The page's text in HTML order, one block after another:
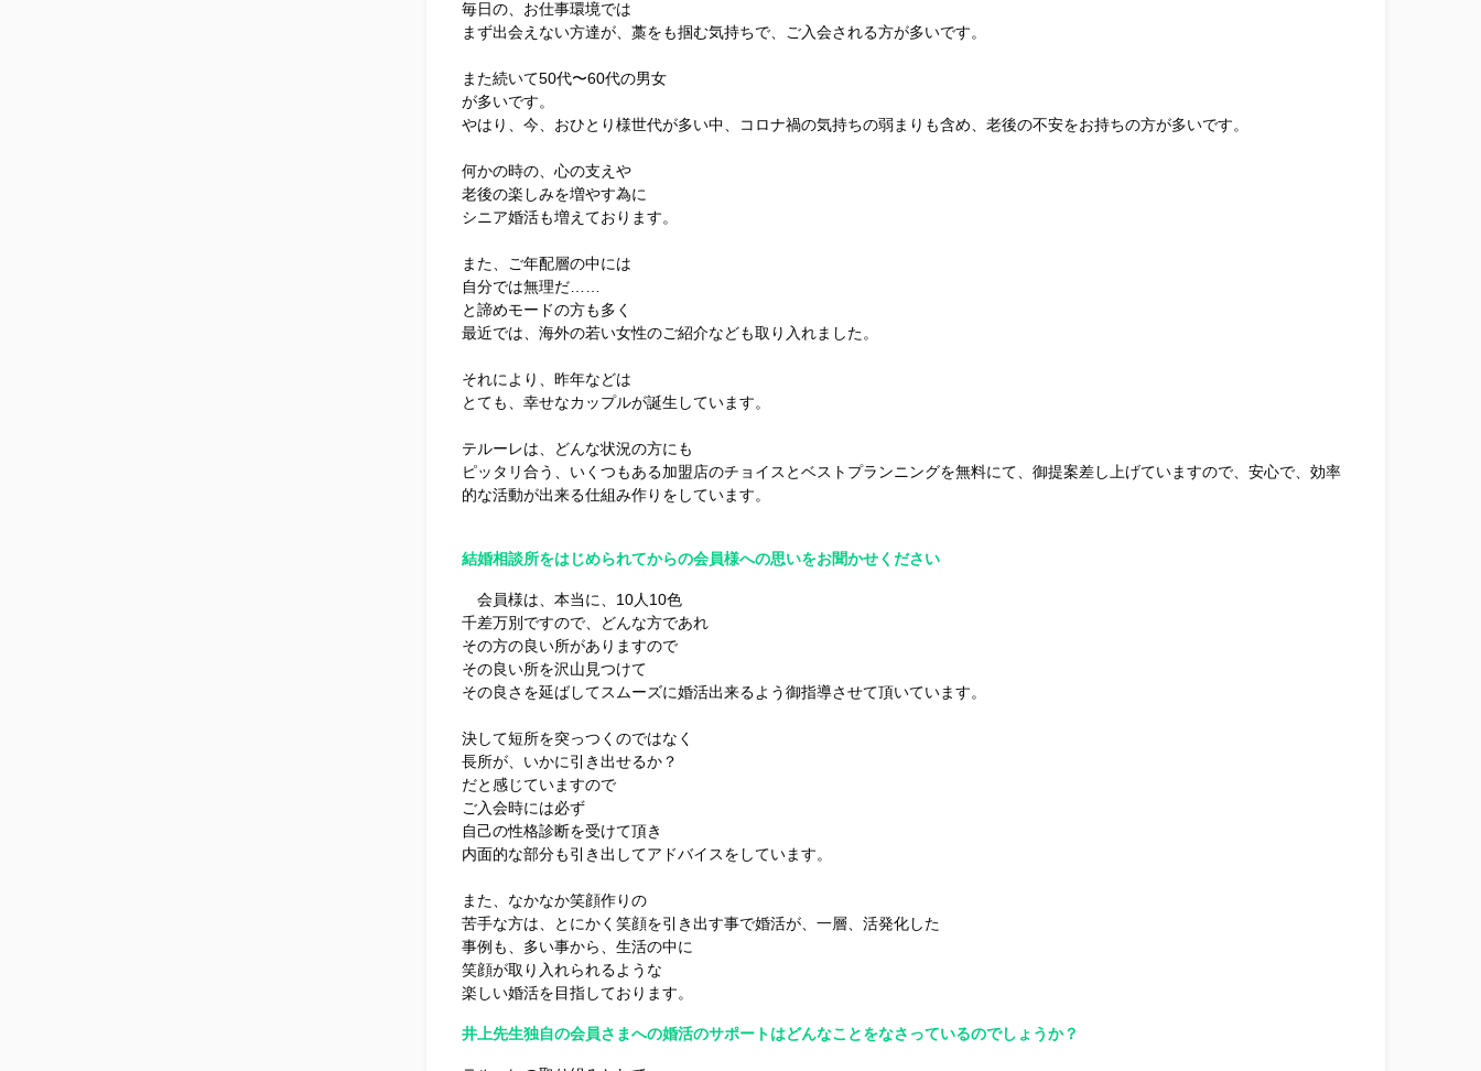
毎日の、お仕事環境では
まず出会えない方達が、藁をも掴む気持ちで、ご入会される方が多いです。
また続いて50代〜60代の男女
が多いです。
やはり、今、おひとり様世代が多い中、コロナ禍の気持ちの弱まりも含め、老後の不安をお持ちの方が多いです。
何かの時の、心の支えや
老後の楽しみを増やす為に
シニア婚活も増えております。
また、ご年配層の中には
自分では無理だ……
と諦めモードの方も多く
最近では、海外の若い女性のご紹介なども取り入れました。
それにより、昨年などは
とても、幸せなカップルが誕生しています。
テルーレは、どんな状況の方にも
ピッタリ合う、いくつもある加盟店のチョイスとベストプランニングを無料にて、御提案差し上げていますので、安心で、効率
的な活動が出来る仕組み作りをしています。
結婚相談所をはじめられてからの会員様への思いをお聞かせください
会員様は、本当に、10人10色
千差万別ですので、どんな方であれ
その方の良い所がありますので
その良い所を沢山見つけて
その良さを延ばしてスムーズに婚活出来るよう御指導させて頂いています。
決して短所を突っつくのではなく
長所が、いかに引き出せるか？
だと感じていますので
ご入会時には必ず
自己の性格診断を受けて頂き
内面的な部分も引き出してアドバイスをしています。
また、なかなか笑顔作りの
苦手な方は、とにかく笑顔を引き出す事で婚活が、一層、活発化した
事例も、多い事から、生活の中に
笑顔が取り入れられるような
楽しい婚活を目指しております。
井上先生独自の会員さまへの婚活のサポートはどんなことをなさっているのでしょうか？